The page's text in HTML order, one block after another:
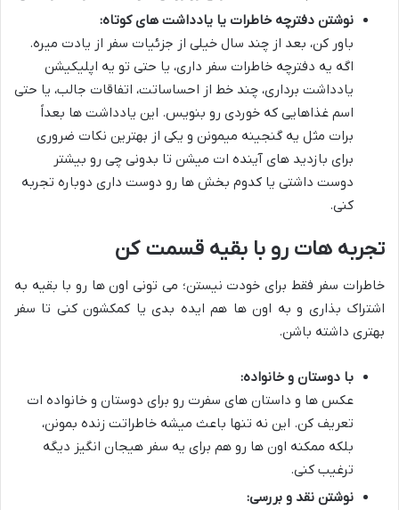
نوشتن دفترچه خاطرات یا یادداشت های کوتاه:
باور کن، بعد از چند سال خیلی از جزئیات سفر از یادت میره.
اگه یه دفترچه خاطرات سفر داری، یا حتی تو یه اپلیکیشن
یادداشت برداری، چند خط از احساساتت، اتفاقات جالب، یا حتی
اسم غذاهایی که خوردی رو بنویس. این یادداشت ها بعداً
برات مثل یه گنجینه میمونن و یکی از بهترین نکات ضروری
برای بازدید های آینده ات میشن تا بدونی چی رو بیشتر
دوست داشتی یا کدوم بخش ها رو دوست داری دوباره تجربه
کنی.
تجربه هات رو با بقیه قسمت کن
خاطرات سفر فقط برای خودت نیستن؛ می تونی اون ها رو با بقیه به
اشتراک بذاری و به اون ها هم ایده بدی یا کمکشون کنی تا سفر
بهتری داشته باشن.
با دوستان و خانواده:
عکس ها و داستان های سفرت رو برای دوستان و خانواده ات
تعریف کن. این نه تنها باعث میشه خاطراتت زنده بمونن،
بلکه ممکنه اون ها رو هم برای یه سفر هیجان انگیز دیگه
ترغیب کنی.
نوشتن نقد و بررسی: